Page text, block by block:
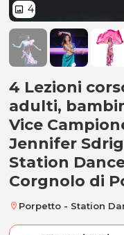
image 4
4 Lezioni
4 Lezioni
adulti,
Vice
Jennifer
Station
Corgnolo di
location_on Porpetto - Station